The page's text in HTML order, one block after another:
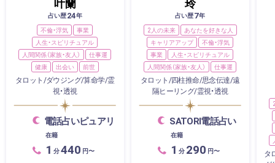
占い歴24年
不倫・浮気
事業
人生・スピリチュアル
人間関係（家族・友人）
仕事運
健康
出会い 前世
タロット/ダウジング/算命学/霊
視・透視
電話占いピュアリ
在籍
1 分440 円〜
占い歴7年
2人の未来
あなたを好きな人
キャリアアップ
不倫・浮気
事業
人生・スピリチュアル
人間関係（家族・友人）
仕事運
タロット/四柱推命/思念伝達/遠
隔ヒーリング/霊視・透視
SATORI電話占い
在籍
1 分 290 円〜
タ